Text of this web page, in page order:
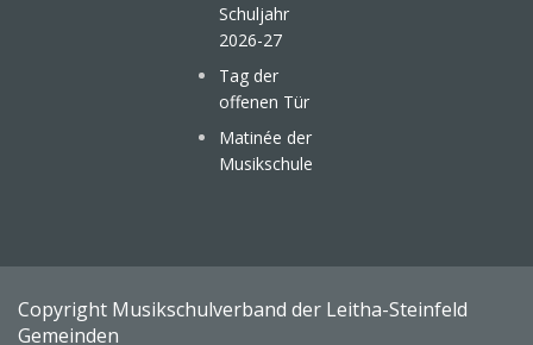
Schuljahr
2026-27
Tag der
offenen Tür
Matinée der
Musikschule
Copyright Musikschulverband der Leitha-Steinfeld
Gemeinden